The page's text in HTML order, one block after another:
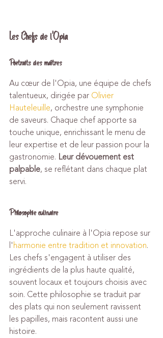
Les Chefs de l'Opia
Portraits des maîtres
Au cœur de l'Opia, une équipe de chefs
talentueux, dirigée par Olivier
Hauteleuille, orchestre une symphonie
de saveurs. Chaque chef apporte sa
touche unique, enrichissant le menu de
leur expertise et de leur passion pour la
gastronomie. Leur dévouement est
palpable, se reflétant dans chaque plat
servi.
Philosophie culinaire
L'approche culinaire à l'Opia repose sur
l'harmonie entre tradition et innovation.
Les chefs s'engagent à utiliser des
ingrédients de la plus haute qualité,
souvent locaux et toujours choisis avec
soin. Cette philosophie se traduit par
des plats qui non seulement ravissent
les papilles, mais racontent aussi une
histoire.